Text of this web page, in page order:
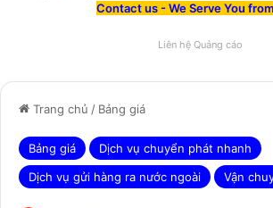
Contact us - We Serve You from
Liên hệ Quảng cáo
Trang chủ / Bảng giá
Bảng giá
Dịch vụ chuyển phát nhanh
Dịch vụ gửi hàng ra nước ngoài
Vận